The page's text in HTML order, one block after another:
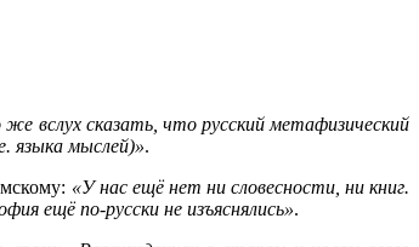
вслух сказать, что русский метафизический
языка мыслей)».
«У нас ещё нет ни словесности, ни книг.
ещё по-русски не изъяснялись».